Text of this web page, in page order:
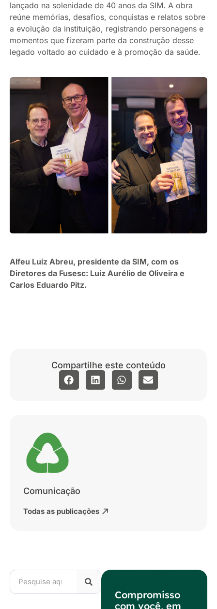
lançado na solenidade de 40 anos da SIM. A obra
reúne memórias, desafios, conquistas e relatos sobre
a evolução da instituição, registrando personagens e
momentos que fizeram parte da construção desse
legado voltado ao cuidado e à promoção da saúde.
Alfeu Luiz Abreu, presidente da SIM, com os
Diretores da Fusesc: Luiz Aurélio de Oliveira e
Carlos Eduardo Pitz.
Compartilhe este conteúdo
Comunicação
Todas as publicações
Compromisso
com você, em